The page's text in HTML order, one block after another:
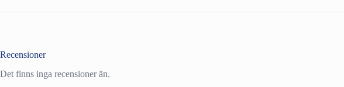
-
Recensioner
Det finns inga recensioner än.